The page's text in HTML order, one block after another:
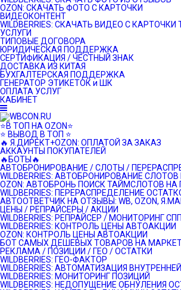
OZON: СКАЧАТЬ ФОТО С КАРТОЧКИ
ВИДЕОКОНТЕНТ
WILDBERRIES: СКАЧАТЬ ВИДЕО С КАРТОЧКИ
УСЛУГИ
ТИПОВЫЕ ДОГОВОРА
ЮРИДИЧЕСКАЯ ПОДДЕРЖКА
СЕРТИФИКАЦИЯ / ЧЕСТНЫЙ ЗНАК
ДОСТАВКА ИЗ КИТАЯ
БУХГАЛТЕРСКАЯ ПОДДЕРЖКА
ГЕНЕРАТОР ЭТИКЕТОК и ШК
ОПЛАТА УСЛУГ
КАБИНЕТ
⭐️В ТОП НА OZON⭐️
⭐️ ВЫВОД В ТОП ⭐️
🔥 Я.ДИРЕКТ+OZON: ОПЛАТОЙ ЗА ЗАКАЗ
АККАУНТЫ ПОКУПАТЕЛЕЙ
🔥БОТЫ🔥
АВТОБРОНИРОВАНИЕ / СЛОТЫ /
WILDBERRIES: АВТОБРОНИРОВАНИЕ
OZON: АВТОБРОНЬ ПОИСК ТАЙМСЛОТОВ НА
WILDBERRIES: ПЕРЕРАСПРЕДЕЛЕНИЕ
АВТООТВЕТЧИК НА ОТЗЫВЫ: WB, OZON,
ЦЕНЫ / РЕПРАЙСЕРЫ / АКЦИИ
WILDBERRIES: РЕПРАЙСЕР / МОНИТОРИНГ
WILDBERRIES: КОНТРОЛЬ ЦЕНЫ АВТОАКЦИИ
OZON: КОНТРОЛЬ ЦЕНЫ АВТОАКЦИИ
БОТ САМЫХ ДЕШЕВЫХ ТОВАРОВ НА
РЕКЛАМА / ПОЗИЦИИ / ГЕО / ОСТАТКИ
WILDBERRIES: ГЕО-ФАКТОР
WILDBERRIES: АВТОМАТИЗАЦИЯ
WILDBERRIES: МОНИТОРИНГ ПОЗИЦИЙ
WILDBERRIES: НЕДОПУЩЕНИЕ ОБНУЛЕНИЯ